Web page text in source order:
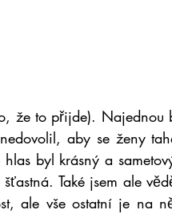
že to přijde). Najednou
aby se ženy
byl krásný a
Také jsem ale
ale vše ostatní je na